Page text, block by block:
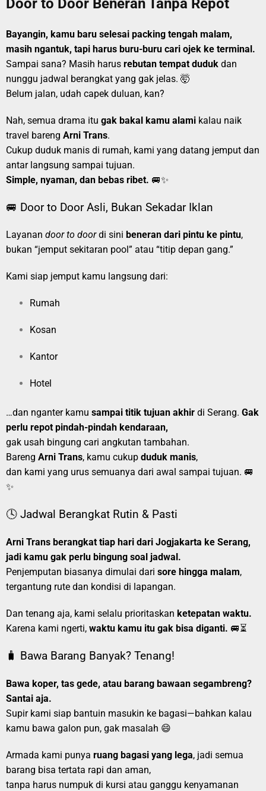
Door to Door Beneran Tanpa Repot
Bayangin, kamu baru selesai packing tengah malam,
masih ngantuk, tapi harus buru-buru cari ojek ke terminal.
Sampai sana? Masih harus rebutan tempat duduk dan
nunggu jadwal berangkat yang gak jelas. 🤯
Belum jalan, udah capek duluan, kan?
Nah, semua drama itu gak bakal kamu alami kalau naik
travel bareng Arni Trans.
Cukup duduk manis di rumah, kami yang datang jemput dan
antar langsung sampai tujuan.
Simple, nyaman, dan bebas ribet. 🚐✨
🚐 Door to Door Asli, Bukan Sekadar Iklan
Layanan door to doordi sini beneran dari pintu ke pintu,
bukan “jemput sekitaran pool” atau “titip depan gang.”
Kami siap jemput kamu langsung dari:
Rumah
Kosan
Kantor
Hotel
…dan nganter kamu sampai titik tujuan akhir di Serang. Gak
perlu repot pindah-pindah kendaraan,
gak usah bingung cari angkutan tambahan.
Bareng Arni Trans, kamu cukup duduk manis,
dan kami yang urus semuanya dari awal sampai tujuan. 🚐
✨
🕓 Jadwal Berangkat Rutin & Pasti
Arni Trans berangkat tiap hari dari Jogjakarta ke Serang,
jadi kamu gak perlu bingung soal jadwal.
Penjemputan biasanya dimulai dari sore hingga malam,
tergantung rute dan kondisi di lapangan.
Dan tenang aja, kami selalu prioritaskan ketepatan waktu.
Karena kami ngerti, waktu kamu itu gak bisa diganti. 🚐⏳
🧳 Bawa Barang Banyak? Tenang!
Bawa koper, tas gede, atau barang bawaan segambreng?
Santai aja.
Supir kami siap bantuin masukin ke bagasi—bahkan kalau
kamu bawa galon pun, gak masalah 😄
Armada kami punya ruang bagasi yang lega, jadi semua
barang bisa tertata rapi dan aman,
tanpa harus numpuk di kursi atau ganggu kenyamanan